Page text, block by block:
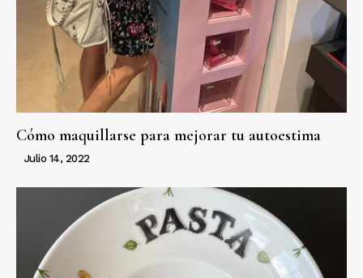
Cómo maquillarse para mejorar tu autoestima
Julio 14, 2022